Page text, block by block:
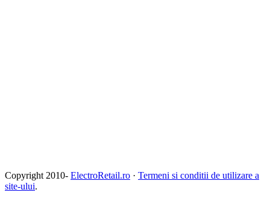
Copyright 2010- ElectroRetail.ro · Termeni si conditii de utilizare a
site-ului.